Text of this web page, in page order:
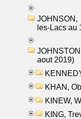
les-Lacs au
aout 2019)
KHAN,
KINEW,
KING,